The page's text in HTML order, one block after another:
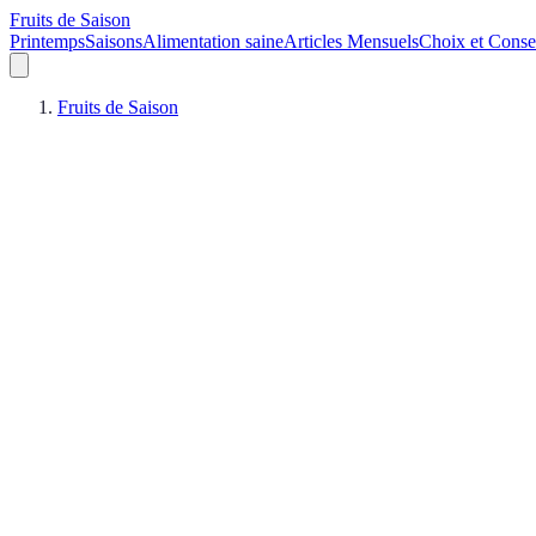
Fruits de Saison
PrintempsSaisonsAlimentation saineArticles MensuelsChoix et
Fruits de Saison